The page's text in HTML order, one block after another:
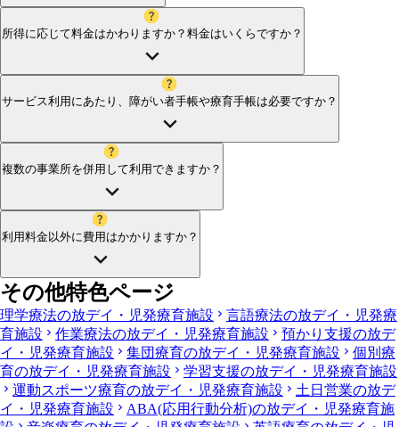
所得に応じて料金はかわりますか？料金はいくらですか？
サービス利用にあたり、障がい者手帳や療育手帳は必要ですか？
複数の事業所を併用して利用できますか？
利用料金以外に費用はかかりますか？
その他特色ページ
理学療法の放デイ・児発療育施設
言語療法の放デイ・児発療
育施設
作業療法の放デイ・児発療育施設
預かり支援の放デ
イ・児発療育施設
集団療育の放デイ・児発療育施設
個別療
育の放デイ・児発療育施設
学習支援の放デイ・児発療育施設
運動スポーツ療育の放デイ・児発療育施設
土日営業の放デ
イ・児発療育施設
ABA(応用行動分析)の放デイ・児発療育施